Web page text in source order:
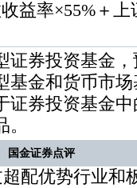
益率×55%＋
证券投资基金
基金和货币市
证券投资基金
国金证券点评
配优势行业和